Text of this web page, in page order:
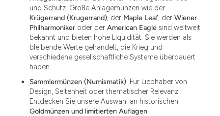
und Schutz. Große Anlagemünzen wie der
Krügerrand (Krugerrand), der Maple Leaf, der Wiener
Philharmoniker oder der American Eagle sind weltweit
bekannt und bieten hohe Liquidität. Sie werden als
bleibende Werte gehandelt, die Krieg und
verschiedene gesellschaftliche Systeme überdauert
haben.
Sammlermünzen (Numismatik): Für Liebhaber von
Design, Seltenheit oder thematischer Relevanz.
Entdecken Sie unsere Auswahl an historischen
Goldmünzen und limitierten Auflagen.